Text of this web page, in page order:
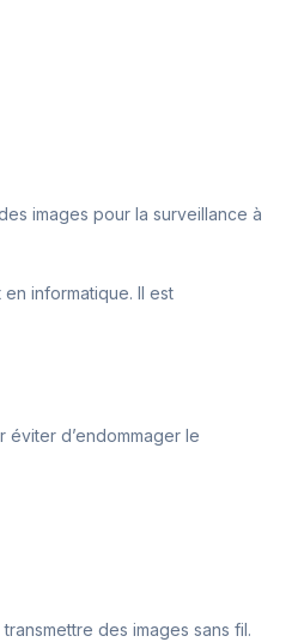
images pour la surveillance à
informatique. Il est
éviter d’endommager le
des images sans fil.